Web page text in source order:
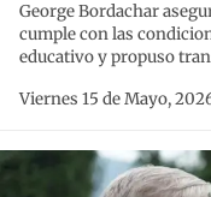
George Bordachar
cumple con las
educativo y propuso
Viernes 15 de Mayo,